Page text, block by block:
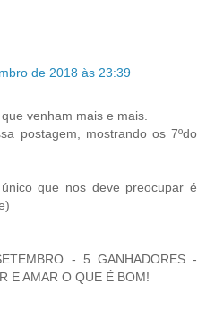
de 2018 às 23:39
venham mais e mais.
postagem, mostrando os 7ºdo
que nos deve preocupar é
- 5 GANHADORES -
E AMAR O QUE É BOM!